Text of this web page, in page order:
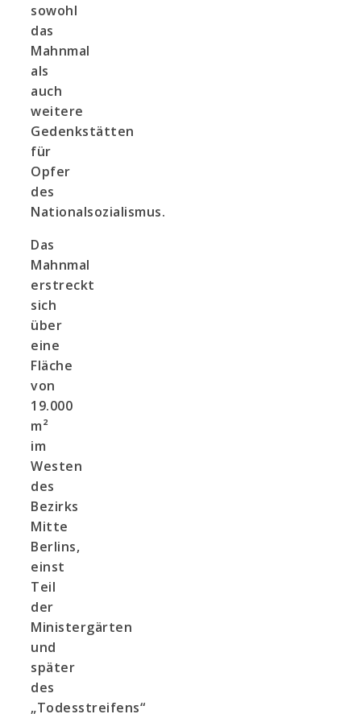
sowohl
das
Mahnmal
als
auch
weitere
Gedenkstätten
für
Opfer
des
Nationalsozialismus.
Das
Mahnmal
erstreckt
sich
über
eine
Fläche
von
19.000
m²
im
Westen
des
Bezirks
Mitte
Berlins,
einst
Teil
der
Ministergärten
und
später
des
„Todesstreifens“